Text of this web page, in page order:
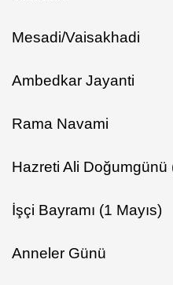
Mesadi/Vaisakhadi
Ambedkar Jayanti
Rama Navami
Hazreti Ali Doğumgünü
İşçi Bayramı (1 Mayıs)
Anneler Günü